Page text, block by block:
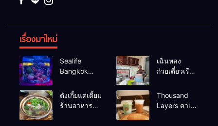
เรื่องมาใหม่
Sealife
Bangkok
แบงค์คอก
เฉินหลง
ก๋วยเตี๋ยวเรือ
อร่อยร้านดัง
หาดใหญ่
ตังเกี้ยแต่เตี้ยม
ร้านอาหาร
Thousand
Layers คาเฟ่